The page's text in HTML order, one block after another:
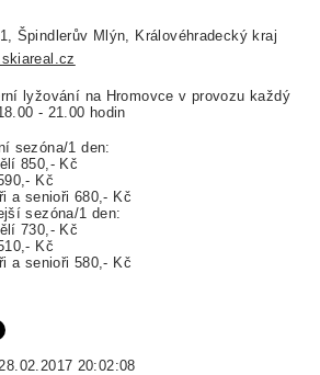
Špindlerův Mlýn, Královéhradecký kraj
lyžování na Hromovce v provozu každý
- 21.00 hodin
sezóna/1 den:
850,- Kč
Kč
a senioři 680,- Kč
sezóna/1 den:
730,- Kč
Kč
a senioři 580,- Kč
20:02:08